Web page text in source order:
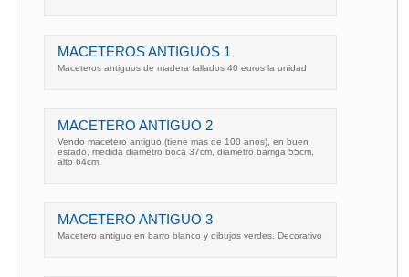
MACETEROS ANTIGUOS 1
Maceteros antiguos de madera tallados 40 euros la unidad
MACETERO ANTIGUO 2
Vendo macetero antiguo (tiene mas de 100 anos), en buen
estado, medida diametro boca 37cm, diametro barriga 55cm,
alto 64cm.
MACETERO ANTIGUO 3
Macetero antiguo en barro blanco y dibujos verdes. Decorativo